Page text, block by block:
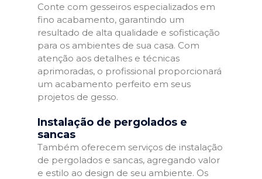
Conte com gesseiros especializados em
fino acabamento, garantindo um
resultado de alta qualidade e sofisticação
para os ambientes de sua casa. Com
atenção aos detalhes e técnicas
aprimoradas, o profissional proporcionará
um acabamento perfeito em seus
projetos de gesso.
Instalação de pergolados e
sancas
Também oferecem serviços de instalação
de pergolados e sancas, agregando valor
e estilo ao design de seu ambiente. Os